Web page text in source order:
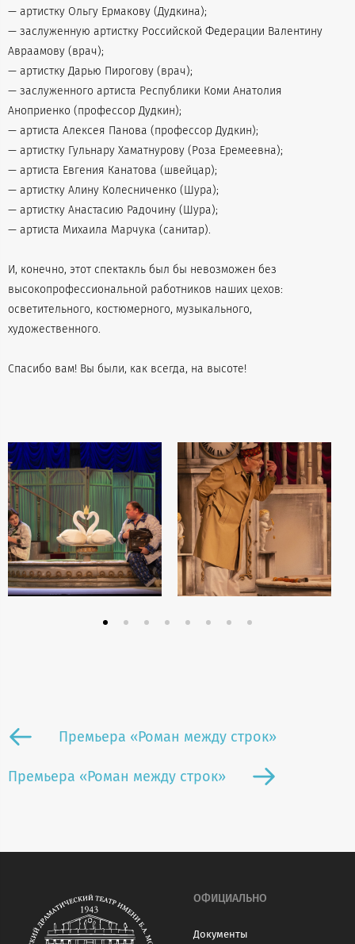
— артистку Ольгу Ермакову (Дудкина);
— заслуженную артистку Российской Федерации Валентину
Авраамову (врач);
— артистку Дарью Пирогову (врач);
— заслуженного артиста Республики Коми Анатолия
Аноприенко (профессор Дудкин);
— артиста Алексея Панова (профессор Дудкин);
— артистку Гульнару Хаматнурову (Роза Еремеевна);
— артиста Евгения Канатова (швейцар);
— артистку Алину Колесниченко (Шура);
— артистку Анастасию Радочину (Шура);
— артиста Михаила Марчука (санитар).
И, конечно, этот спектакль был бы невозможен без
высокопрофессиональной работников наших цехов:
осветительного, костюмерного, музыкального,
художественного.
Спасибо вам! Вы были, как всегда, на высоте!
Премьера «Роман между строк»
Премьера «Роман между строк»
ОФИЦИАЛЬНО
Документы